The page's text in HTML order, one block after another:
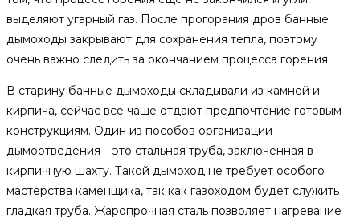
выделяют угарный газ. После прогорания дров банные
дымоходы закрывают для сохранения тепла, поэтому
очень важно следить за окончанием процесса горения.
В старину банные дымоходы складывали из камней и
кирпича, сейчас все чаще отдают предпочтение готовым
конструкциям. Один из пособов организации
дымоотведения – это стальная труба, заключенная в
кирпичную шахту. Такой дымоход не требует особого
мастерства каменщика, так как газоходом будет служить
гладкая труба. Жаропрочная сталь позволяет нагревание